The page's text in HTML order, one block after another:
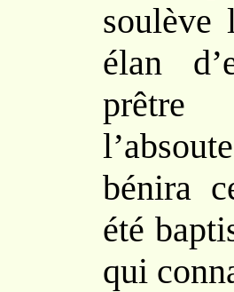
soulève
élan
bénira
été
qui